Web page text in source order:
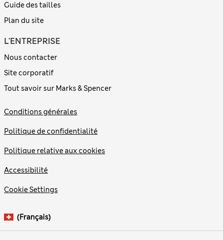
Guide des tailles
Plan du site
L'ENTREPRISE
Nous contacter
Site corporatif
Tout savoir sur Marks & Spencer
Conditions générales
Politique de confidentialité
Politique relative aux cookies
Accessibilité
Cookie Settings
(français)